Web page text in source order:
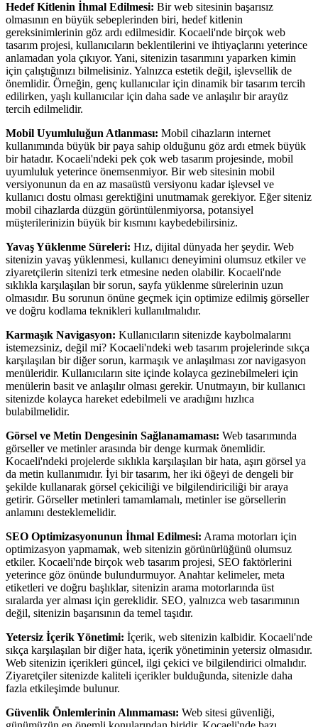
Hedef Kitlenin İhmal Edilmesi: Bir web sitesinin başarısız
olmasının en büyük sebeplerinden biri, hedef kitlenin
gereksinimlerinin göz ardı edilmesidir. Kocaeli'nde birçok web
tasarım projesi, kullanıcıların beklentilerini ve ihtiyaçlarını yeterince
anlamadan yola çıkıyor. Yani, sitenizin tasarımını yaparken kimin
için çalıştığınızı bilmelisiniz. Yalnızca estetik değil, işlevsellik de
önemlidir. Örneğin, genç kullanıcılar için dinamik bir tasarım tercih
edilirken, yaşlı kullanıcılar için daha sade ve anlaşılır bir arayüz
tercih edilmelidir.
Mobil Uyumluluğun Atlanması: Mobil cihazların internet
kullanımında büyük bir paya sahip olduğunu göz ardı etmek büyük
bir hatadır. Kocaeli'ndeki pek çok web tasarım projesinde, mobil
uyumluluk yeterince önemsenmiyor. Bir web sitesinin mobil
versiyonunun da en az masaüstü versiyonu kadar işlevsel ve
kullanıcı dostu olması gerektiğini unutmamak gerekiyor. Eğer siteniz
mobil cihazlarda düzgün görüntülenmiyorsa, potansiyel
müşterilerinizin büyük bir kısmını kaybedebilirsiniz.
Yavaş Yüklenme Süreleri: Hız, dijital dünyada her şeydir. Web
sitenizin yavaş yüklenmesi, kullanıcı deneyimini olumsuz etkiler ve
ziyaretçilerin sitenizi terk etmesine neden olabilir. Kocaeli'nde
sıklıkla karşılaşılan bir sorun, sayfa yüklenme sürelerinin uzun
olmasıdır. Bu sorunun önüne geçmek için optimize edilmiş görseller
ve doğru kodlama teknikleri kullanılmalıdır.
Karmaşık Navigasyon: Kullanıcıların sitenizde kaybolmalarını
istemezsiniz, değil mi? Kocaeli'ndeki web tasarım projelerinde sıkça
karşılaşılan bir diğer sorun, karmaşık ve anlaşılması zor navigasyon
menüleridir. Kullanıcıların site içinde kolayca gezinebilmeleri için
menülerin basit ve anlaşılır olması gerekir. Unutmayın, bir kullanıcı
sitenizde kolayca hareket edebilmeli ve aradığını hızlıca
bulabilmelidir.
Görsel ve Metin Dengesinin Sağlanamaması: Web tasarımında
görseller ve metinler arasında bir denge kurmak önemlidir.
Kocaeli'ndeki projelerde sıklıkla karşılaşılan bir hata, aşırı görsel ya
da metin kullanımıdır. İyi bir tasarım, her iki öğeyi de dengeli bir
şekilde kullanarak görsel çekiciliği ve bilgilendiriciliği bir araya
getirir. Görseller metinleri tamamlamalı, metinler ise görsellerin
anlamını desteklemelidir.
SEO Optimizasyonunun İhmal Edilmesi: Arama motorları için
optimizasyon yapmamak, web sitenizin görünürlüğünü olumsuz
etkiler. Kocaeli'nde birçok web tasarım projesi, SEO faktörlerini
yeterince göz önünde bulundurmuyor. Anahtar kelimeler, meta
etiketleri ve doğru başlıklar, sitenizin arama motorlarında üst
sıralarda yer alması için gereklidir. SEO, yalnızca web tasarımının
değil, sitenizin başarısının da temel taşıdır.
Yetersiz İçerik Yönetimi: İçerik, web sitenizin kalbidir. Kocaeli'nde
sıkça karşılaşılan bir diğer hata, içerik yönetiminin yetersiz olmasıdır.
Web sitenizin içerikleri güncel, ilgi çekici ve bilgilendirici olmalıdır.
Ziyaretçiler sitenizde kaliteli içerikler bulduğunda, sitenizle daha
fazla etkileşimde bulunur.
Güvenlik Önlemlerinin Alınmaması: Web sitesi güvenliği,